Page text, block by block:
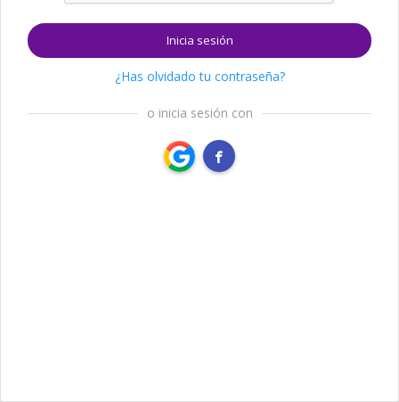
Inicia sesión
¿Has olvidado tu contraseña?
o inicia sesión con